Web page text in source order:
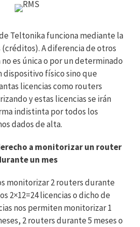
Teltonika funciona mediante la
A diferencia de otros
es única o por un determinado
dispositivo físico sino que
licencias como routers
y estas licencias se irán
indistinta por todos los
dados de alta.
a monitorizar un router
un mes
monitorizar 2 routers durante
2×12=24 licencias o dicho de
nos permiten monitorizar 1
2 routers durante 5 meses o